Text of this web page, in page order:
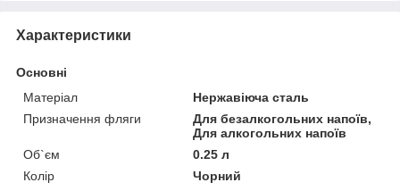
Характеристики
Основні
Матеріал
Нержавіюча сталь
Призначення фляги
Для безалкогольних напоїв,
Для алкогольних напоїв
Об`єм
0.25 л
Колір
Чорний